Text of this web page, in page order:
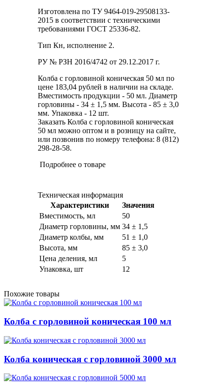
Изготовлена по ТУ 9464-019-29508133-
2015 в соответствии с техническими
требованиями ГОСТ 25336-82.
Тип Кн, исполнение 2.
РУ № РЗН 2016/4742 от 29.12.2017 г.
Колба с горловиной коническая 50 мл по
цене 183,04 рублей в наличии на складе.
Вместимость продукции - 50 мл. Диаметр
горловины - 34 ± 1,5 мм. Высота - 85 ± 3,0
мм. Упаковка - 12 шт.
Заказать Колба с горловиной коническая
50 мл можно оптом и в розницу на сайте,
или позвонив по номеру телефона: 8 (812)
298-28-58.
Подробнее о товаре
Техническая информация
Характеристики
Значения
Вместимость, мл
50
Диаметр горловины, мм 34 ± 1,5
Диаметр колбы, мм
51 ± 1,0
Высота, мм
85 ± 3,0
Цена деления, мл
5
Упаковка, шт
12
Похожие товары
Колба с горловиной коническая 100 мл
Колба коническая с горловиной 3000 мл